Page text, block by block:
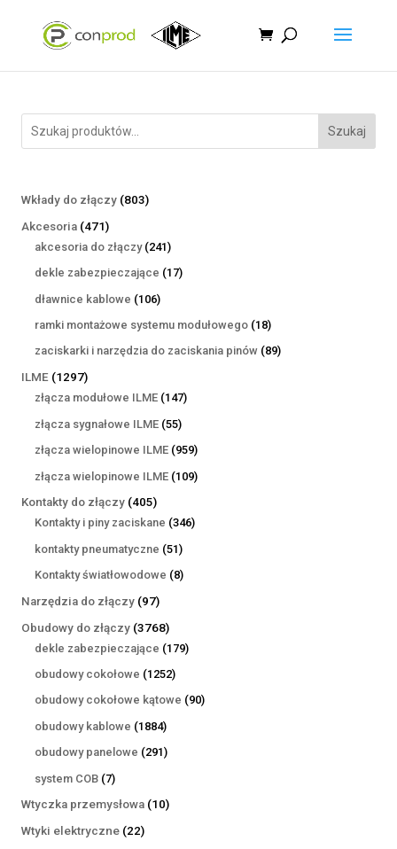
Szukaj
Wkłady do złączy 803803
Akcesoria 471471
produktów
akcesoria do złączy 241241
produktów
dekle zabezpieczające 1717
dławnice kablowe 106106
produktów
ramki montażowe systemu modułowego 1818
produktów
zaciskarki i narzędzia do zaciskania pinów 8989
ILME 12971297
produktów
złącza modułowe ILME 147147
złącza sygnałowe ILME 5555
produktów
złącza wielopinowe ILME 959959
produktów
złącza wielopinowe ILME 109109
Kontakty do złączy 405405
produktów
Kontakty i piny zaciskane 346346
kontakty pneumatyczne 5151
produktów
Kontakty światłowodowe 88
Narzędzia do złączy 9797
produktów
Obudowy do złączy 37683768
produktów
dekle zabezpieczające 179179
obudowy cokołowe 12521252
produkty
obudowy cokołowe kątowe 9090
obudowy kablowe 18841884
produkty
obudowy panelowe 291291
system COB 77
produktów
Wtyczka przemysłowa 1010
Wtyki elektryczne 2222